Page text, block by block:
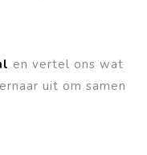
en vertel ons wat
uit om samen